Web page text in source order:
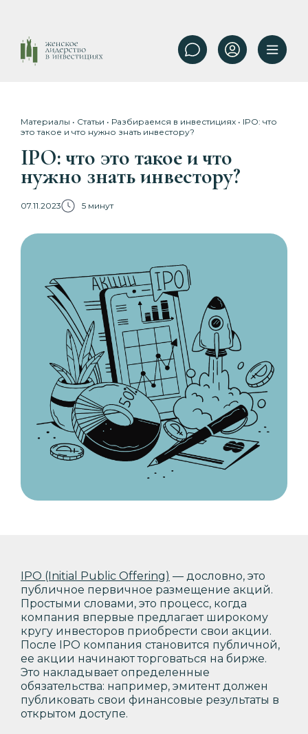
Материалы • Статьи • Разбираемся в инвестициях • IPO: что
это такое и что нужно знать инвестору?
IPO: что это такое и что
нужно знать инвестору?
07.11.2023 5 минут
IPO (Initial Public Offering) — дословно, это
публичное первичное размещение акций.
Простыми словами, это процесс, когда
компания впервые предлагает широкому
кругу инвесторов приобреcти свои акции.
После IPO компания становится публичной,
ее акции начинают торговаться на бирже.
Это накладывает определенные
обязательства: например, эмитент должен
публиковать свои финансовые результаты в
открытом доступе.